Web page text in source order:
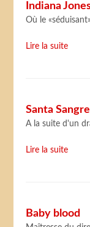
Indiana
Où le
Lire la suite
Santa Sangre
A la suite d'un
Lire la suite
Baby blood